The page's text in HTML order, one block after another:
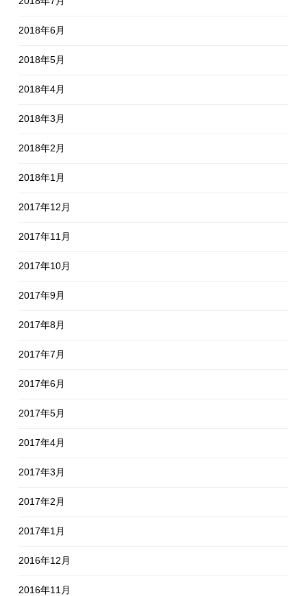
2018年6月
2018年5月
2018年4月
2018年3月
2018年2月
2018年1月
2017年12月
2017年11月
2017年10月
2017年9月
2017年8月
2017年7月
2017年6月
2017年5月
2017年4月
2017年3月
2017年2月
2017年1月
2016年12月
2016年11月